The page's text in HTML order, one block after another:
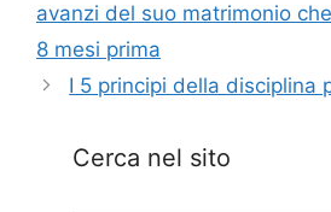
avanzi del suo matrimonio
8 mesi prima
I 5 principi della disciplina
Cerca nel sito